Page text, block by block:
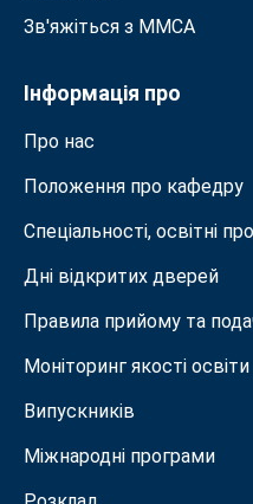
Зв'яжіться з MMСА
Інформація про
Про нас
Положення про кафедру
Спеціальності, освітні
Дні відкритих дверей
Правила прийому та
Моніторинг якості освіти
Випускників
Міжнародні програми